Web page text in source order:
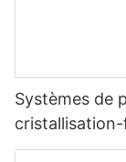
Systèmes de
châssis